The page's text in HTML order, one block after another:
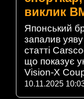
виклик
Японський
запалив
статті
що показує
Vision-X
10.11.2025